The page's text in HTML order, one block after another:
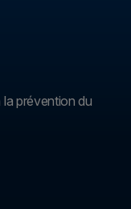
prévention du